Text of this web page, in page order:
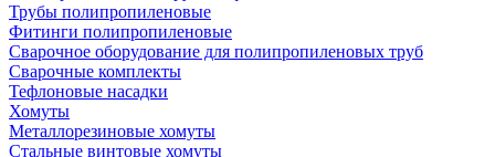
Трубы полипропиленовые
Фитинги полипропиленовые
Сварочное оборудование для полипропиленовых труб
Сварочные комплекты
Тефлоновые насадки
Хомуты
Металлорезиновые хомуты
Стальные винтовые хомуты